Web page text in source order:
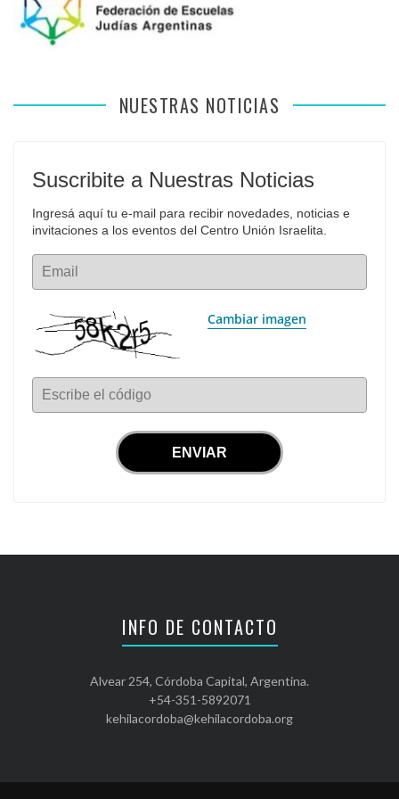
NUESTRAS NOTICIAS
Suscribite a Nuestras Noticias
Ingresá aquí tu e-mail para recibir novedades, noticias e
invitaciones a los eventos del Centro Unión Israelita.
Email
Cambiar imagen
Escribe el código
INFO DE CONTACTO
Alvear 254, Córdoba Capital, Argentina.
+54-351-5892071
kehilacordoba@kehilacordoba.org